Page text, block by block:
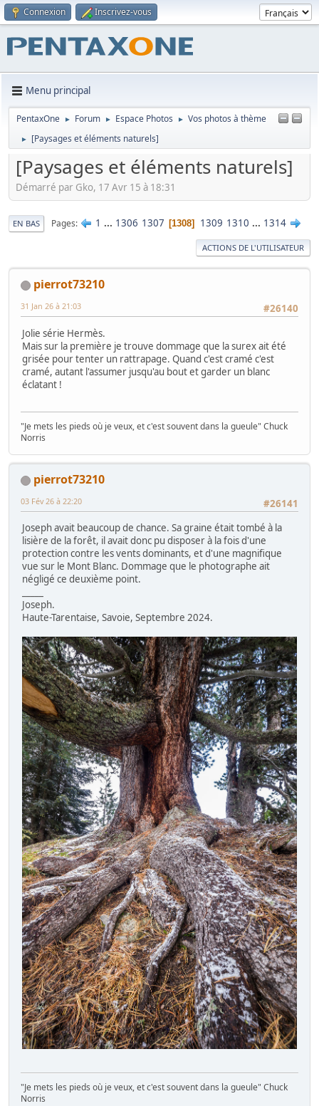
Connexion Inscrivez-vous
Menu principal
PentaxOne ► Forum ► Espace Photos ► Vos photos à thème
► [Paysages et éléments naturels]
[Paysages et éléments naturels]
Démarré par Gko, 17 Avr 15 à 18:31
EN BAS Pages 1 ... 1306 1307 1308 1309 1310 ... 1314
ACTIONS DE L'UTILISATEUR
pierrot73210
#26140
31 Jan 26 à 21:03
Jolie série Hermès.
Mais sur la première je trouve dommage que la surex ait été
grisée pour tenter un rattrapage. Quand c'est cramé c'est
cramé, autant l'assumer jusqu'au bout et garder un blanc
éclatant !
"Je mets les pieds où je veux, et c'est souvent dans la gueule" Chuck
Norris
pierrot73210
#26141
03 Fév 26 à 22:20
Joseph avait beaucoup de chance. Sa graine était tombé à la
lisière de la forêt, il avait donc pu disposer à la fois d'une
protection contre les vents dominants, et d'une magnifique
vue sur le Mont Blanc. Dommage que le photographe ait
négligé ce deuxième point.
Joseph.
Haute-Tarentaise, Savoie, Septembre 2024.
"Je mets les pieds où je veux, et c'est souvent dans la gueule" Chuck
Norris